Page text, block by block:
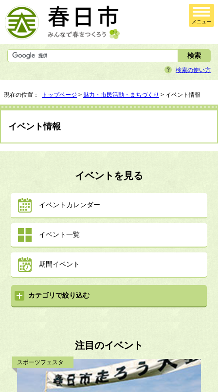
メニュー
検索の使い方
現在の位置： トップページ > 魅力・市民活動・まちづくり > イベント情報
イベント情報
イベントを見る
イベントカレンダー
イベント一覧
期間イベント
カテゴリで絞り込む
注目のイベント
スポーツフェスタ